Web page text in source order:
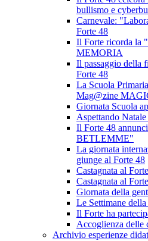
bullismo e
Carnevale:
Forte 48
Il Forte ricorda la
MEMORIA
Il passaggio della
Forte 48
La Scuola
Mag@zine
Giornata Scuola
Aspettando
Il Forte 48
BETLEMME"
La giornata
giunge al Forte 48
Castagnata al
Castagnata al
Giornata della
Le Settimane
Il Forte ha
Accoglienza delle
Archivio esperienze